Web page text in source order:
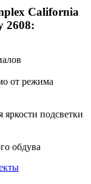
California
2608:
от режима
подсветки
обдува